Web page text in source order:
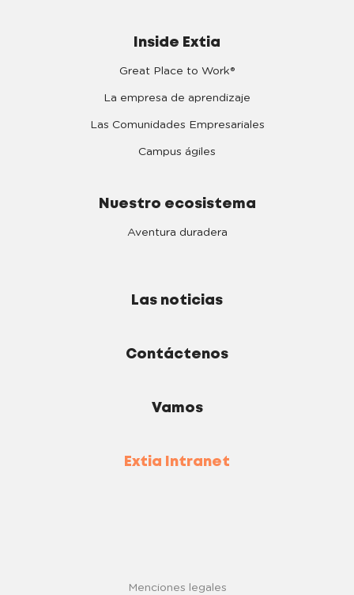
Inside Extia
Great Place to Work®
La empresa de aprendizaje
Las Comunidades Empresariales
Campus ágiles
Nuestro ecosistema
Aventura duradera
Las noticias
Contáctenos
Vamos
Extia Intranet
Menciones legales